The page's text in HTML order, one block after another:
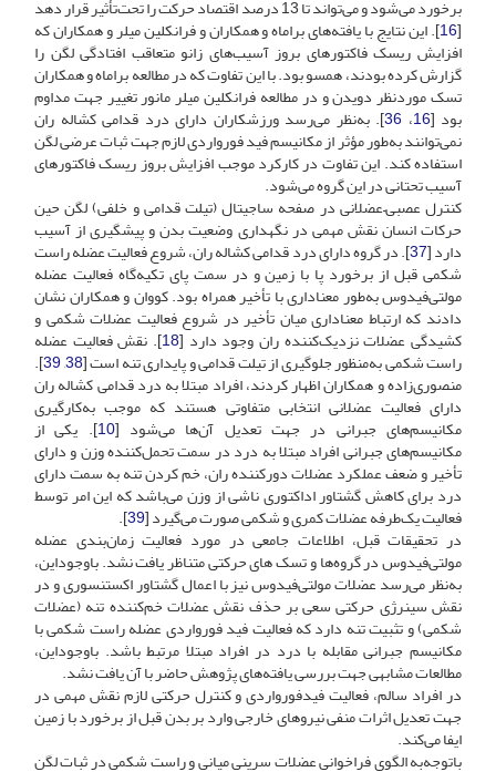
برخورد می‌شود و می‌تواند تا 13 درصد اقتصاد حرکت را تحت‌تأثیر قرار دهد
[
16]. این نتایج با یافته‌های براماه و همکاران و فرانکلین میلر و همکاران که
افزایش ریسک فاکتورهای بروز آسیب‌های زانو متعاقب افتادگی لگن را
گزارش کرده بودند، همسو بود. با این تفاوت که در مطالعه براماه و همکاران
تسک موردنظر دویدن و در مطالعه فرانکلین میلر مانور تغییر جهت مداوم
بود [16، 36]. به‌نظر می‌رسد ورزشکاران دارای درد قدامی کشاله ران
نمی‌توانند به‌طور مؤثر از مکانیسم فید فورواردی لازم جهت ثبات عرضی لگن
استفاده کند. این تفاوت در کارکرد موجب افزایش بروز ریسک فاکتورهای
آسیب تحتانی در این گروه می‌شود.
کنترل عصبی–عضلانی در صفحه ساجیتال (تیلت قدامی و خلفی) لگن حین
حرکات انسان نقش مهمی در نگهداری وضعیت بدن و پیشگیری از آسیب
دارد [37]. در گروه دارای درد قدامی کشاله ران، شروع فعالیت عضله راست
شکمی قبل از برخورد پا با زمین و در سمت پای تکیه‌گاه فعالیت عضله
مولتی‌فیدوس به‌طور معناداری با تأخیر همراه بود. کووان و همکاران نشان
دادند که ارتباط معناداری میان تأخیر در شروع فعالیت عضلات شکمی و
کشیدگی عضلات نزدیک‌کننده ران وجود دارد [18]. نقش فعالیت عضله
راست شکمی به‌منظور جلوگیری از تیلت قدامی و پایداری تنه است [38
,
39
].
منصوری‌زاده و همکاران اظهار کردند، افراد مبتلا به درد قدامی کشاله ران
دارای فعالیت عضلانی انتخابی متفاوتی هستند که موجب به‌کارگیری
مکانیسم‌های جبرانی در جهت تعدیل آن‌ها می‌شود [10]. یکی از
مکانیسم‌های جبرانی افراد مبتلا به درد در سمت تحمل‌کننده وزن و دارای
تأخیر و ضعف عملکرد عضلات دورکننده ران، خم کردن تنه به سمت دارای
درد برای کاهش گشتاور اداکتوری ناشی از وزن می‌باشد که این امر توسط
فعالیت یک‌طرفه عضلات کمری و شکمی صورت می‌گیرد [39
].
در تحقیقات قبل، اطلاعات جامعی در مورد فعالیت زمان‌بندی عضله
مولتی‌فیدوس در گروه‌ها و تسک های حرکتی متناظر یافت نشد. باوجوداین،
به‌نظر می‌رسد عضلات مولتی‌فیدوس نیز با اعمال گشتاور اکستنسوری و در
نقش سینرژی حرکتی سعی بر حذف نقش عضلات خم‌کننده تنه (عضلات
شکمی) و تثبیت تنه دارد که فعالیت فید فورواردی عضله راست شکمی با
مکانیسم جبرانی مقابله با درد در افراد مبتلا مرتبط باشد. باوجوداین،
مطالعات مشابهی جهت بررسی یافته‌های پژوهش حاضر با آن یافت نشد.
در افراد سالم، فعالیت فیدفورواردی و کنترل حرکتی لازم نقش مهمی در
جهت تعدیل اثرات منفی نیروهای خارجی وارد بر بدن قبل از برخورد با زمین
ایفا می‌کند.
باتوجه‌به الگوی فراخوانی عضلات سرینی میانی و راست شکمی در ثبات لگن